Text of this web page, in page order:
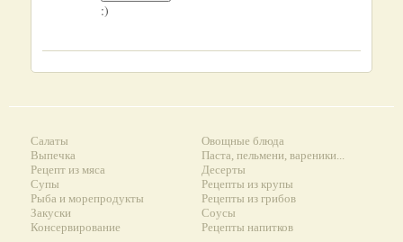
:)
Салаты
Выпечка
Рецепт из мяса
Супы
Рыба и морепродукты
Закуски
Консервирование
Овощные блюда
Паста, пельмени, вареники...
Десерты
Рецепты из крупы
Рецепты из грибов
Соусы
Рецепты напитков